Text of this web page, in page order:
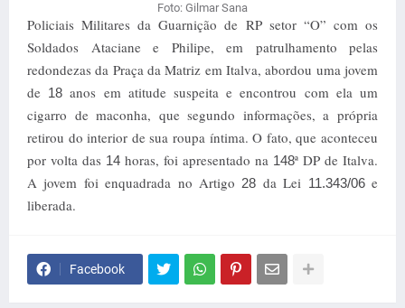
Foto: Gilmar Sana
Policiais Militares da Guarnição de RP setor “O” com os
Soldados Ataciane e Philipe, em patrulhamento pelas
redondezas da Praça da Matriz em Italva, abordou uma jovem
de 18 anos em atitude suspeita e encontrou com ela um
cigarro de maconha, que segundo informações, a própria
retirou do interior de sua roupa íntima. O fato, que aconteceu
por volta das 14 horas, foi apresentado na 148ª DP de Italva.
A jovem foi enquadrada no Artigo28 da Lei 11.343/06e
liberada.
Facebook